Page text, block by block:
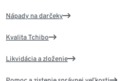
Nápady na darčeky
Kvalita Tchibo
Likvidácia a zloženie